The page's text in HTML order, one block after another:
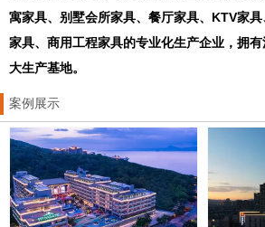
寓家具、别墅会所家具、餐厅家具、 KTV家具
家具、商用工程家具的专业化生产企业，拥
大生产基地。
案例展示